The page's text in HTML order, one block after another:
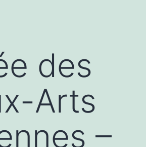
des
Arts
–